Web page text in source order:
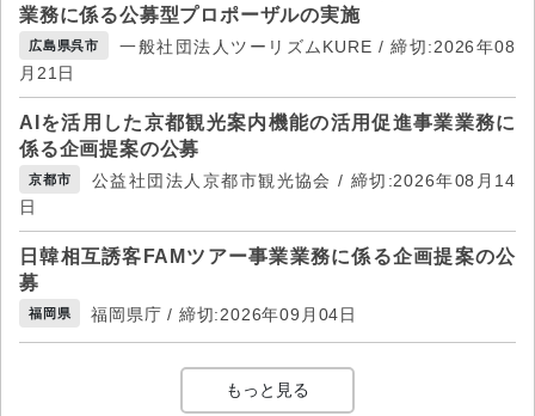
業務に係る公募型プロポーザルの実施
広島県呉市
一般社団法人ツーリズムKURE / 締切:2026年08
月21日
AIを活用した京都観光案内機能の活用促進事業業務に
係る企画提案の公募
京都市
公益社団法人京都市観光協会 / 締切:2026年08月14
日
日韓相互誘客FAMツアー事業業務に係る企画提案の公
募
福岡県 福岡県庁 / 締切:2026年09月04日
もっと見る